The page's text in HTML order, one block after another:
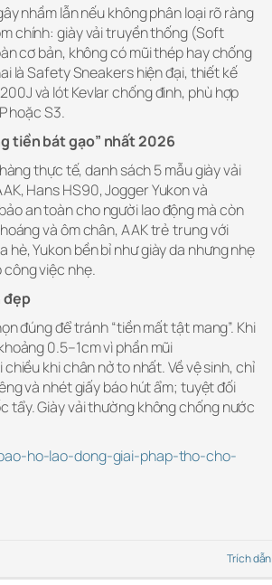
nhầm lẫn nếu không phân loại rõ ràng
chính: giày vải truyền thống (Soft
cơ bản, không có mũi thép hay chống
là Safety Sneakers hiện đại, thiết kế
và lót Kevlar chống đinh, phù hợp
hoặc S3.
tiền bát gạo” nhất 2026
thực tế, danh sách 5 mẫu giày vải
Hans HS90, Jogger Yukon và
an toàn cho người lao động mà còn
và ôm chân, AAK trẻ trung với
Yukon bền bỉ như giày da nhưng nhẹ
công việc nhẹ.
đẹp
đúng để tránh “tiền mất tật mang”. Khi
0.5–1cm vì phần mũi
khi chân nở to nhất. Về vệ sinh, chỉ
và nhét giấy báo hút ẩm; tuyệt đối
tẩy. Giày vải thường không chống nước
ho-lao-dong-giai-phap-tho-cho-
Trích dẫn